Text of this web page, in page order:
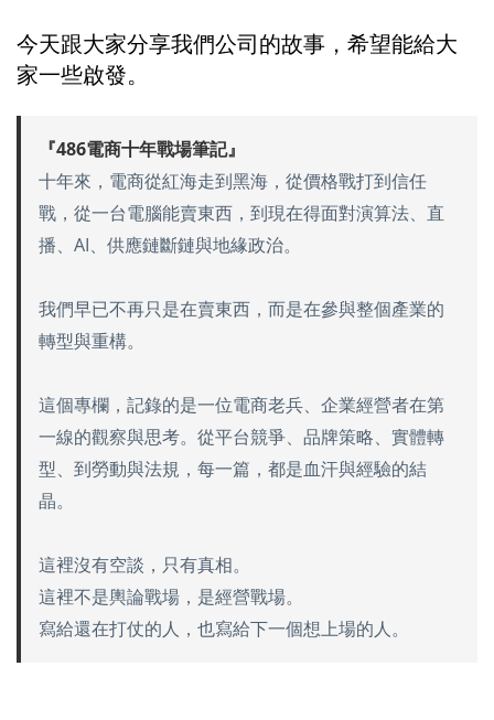
今天跟大家分享我們公司的故事，希望能給大
家一些啟發。
『486電商十年戰場筆記』
十年來，電商從紅海走到黑海，從價格戰打到信任
戰，從一台電腦能賣東西，到現在得面對演算法、直
播、AI、供應鏈斷鏈與地緣政治。
我們早已不再只是在賣東西，而是在參與整個產業的
轉型與重構。
這個專欄，記錄的是一位電商老兵、企業經營者在第
一線的觀察與思考。從平台競爭、品牌策略、實體轉
型、到勞動與法規，每一篇，都是血汗與經驗的結
晶。
這裡沒有空談，只有真相。
這裡不是輿論戰場，是經營戰場。
寫給還在打仗的人，也寫給下一個想上場的人。